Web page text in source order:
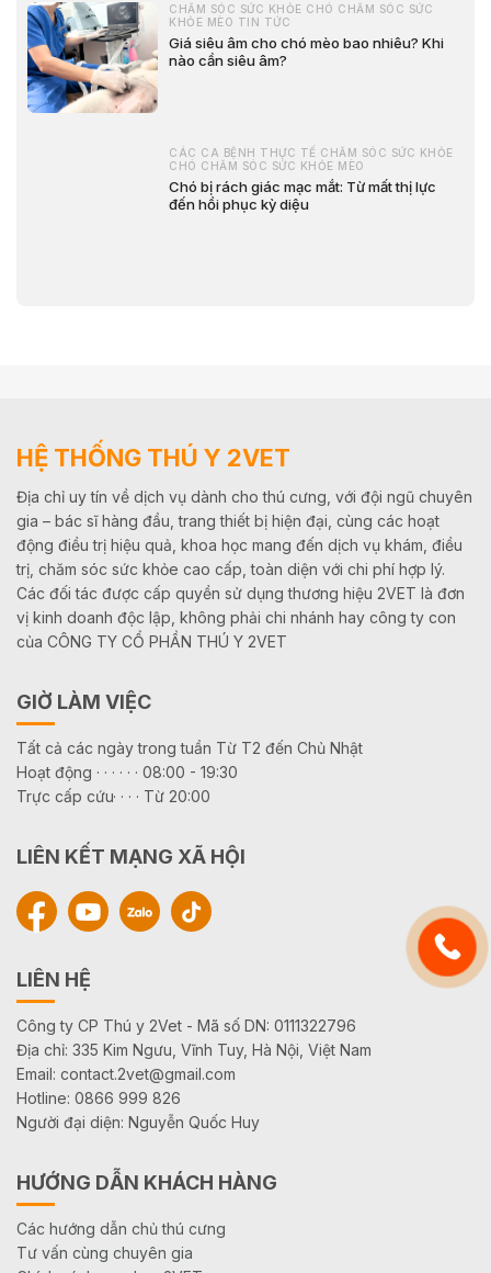
CHĂM SÓC SỨC KHỎE CHÓ CHĂM SÓC SỨC
KHỎE MÈO TIN TỨC
Giá siêu âm cho chó mèo bao nhiêu? Khi
nào cần siêu âm?
CÁC CA BỆNH THỰC TẾ CHĂM SÓC SỨC KHỎE
CHÓ CHĂM SÓC SỨC KHỎE MÈO
Chó bị rách giác mạc mắt: Từ mất thị lực
đến hồi phục kỳ diệu
HỆ THỐNG THÚ Y 2VET
Địa chỉ uy tín về dịch vụ dành cho thú cưng, với đội ngũ chuyên
gia – bác sĩ hàng đầu, trang thiết bị hiện đại, cùng các hoạt
động điều trị hiệu quả, khoa học mang đến dịch vụ khám, điều
trị, chăm sóc sức khỏe cao cấp, toàn diện với chi phí hợp lý.
Các đối tác được cấp quyền sử dụng thương hiệu 2VET là đơn
vị kinh doanh độc lập, không phải chi nhánh hay công ty con
của CÔNG TY CỔ PHẦN THÚ Y 2VET
GIỜ LÀM VIỆC
Tất cả các ngày trong tuần Từ T2 đến Chủ Nhật
Hoạt động · · · · · · 08:00 - 19:30
Trực cấp cứu· · · · Từ 20:00
LIÊN KẾT MẠNG XÃ HỘI
LIÊN HỆ
Công ty CP Thú y 2Vet - Mã số DN: 0111322796
Địa chỉ: 335 Kim Ngưu, Vĩnh Tuy, Hà Nội, Việt Nam
Email: contact.2vet@gmail.com
Hotline: 0866 999 826
Người đại diện: Nguyễn Quốc Huy
HƯỚNG DẪN KHÁCH HÀNG
Các hướng dẫn chủ thú cưng
Tư vấn cùng chuyên gia